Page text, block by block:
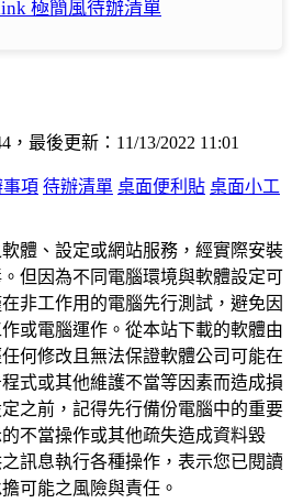
極簡風待辦清單
，最後更新：11/13/2022 11:01
項 待辦清單 桌面便利貼 桌面小工
體、設定或網站服務，經實際安裝
但因為不同電腦環境與軟體設定可
非工作用的電腦先行測試，避免因
或電腦運作。從本站下載的軟體由
何修改且無法保證軟體公司可能在
式或其他維護不當等因素而造成損
之前，記得先行備份電腦中的重要
不當操作或其他疏失造成資料毀
訊息執行各種操作，表示您已閱讀
可能之風險與責任。